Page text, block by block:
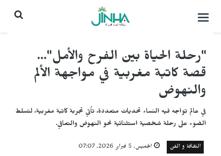
التحكم
"رحلة الحياة بين الفرح والأمل"…
قصة كاتبة مغربية في مواجهة الألم
والنهوض
في عالم تواجه فيه النساء تحديات متعددة، تأتي تجربة كاتبة مغربية، لتسلط
الضوء على رحلة شخصية استثنائية نحو النهوض والتعافي.
الثقافة و الفن الخميس, 5 فبراير 2026, 07:07